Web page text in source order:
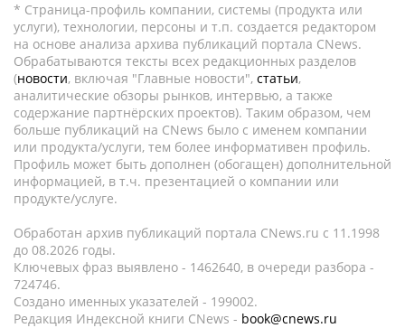
* Страница-профиль компании, системы (продукта или
услуги), технологии, персоны и т.п. создается редактором
на основе анализа архива публикаций портала CNews.
Обрабатываются тексты всех редакционных разделов
(новости, включая "Главные новости", статьи,
аналитические обзоры рынков, интервью, а также
содержание партнёрских проектов). Таким образом, чем
больше публикаций на CNews было с именем компании
или продукта/услуги, тем более информативен профиль.
Профиль может быть дополнен (обогащен) дополнительной
информацией, в т.ч. презентацией о компании или
продукте/услуге.
Обработан архив публикаций портала CNews.ru c 11.1998
до 08.2026 годы.
Ключевых фраз выявлено - 1462640, в очереди разбора -
724746.
Создано именных указателей - 199002.
Редакция Индексной книги CNews - book@cnews.ru